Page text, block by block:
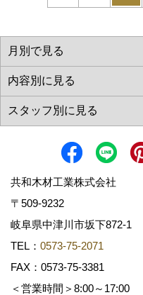
共和木材工業株式会社
〒509-9232
岐阜県中津川市坂下872‐1
TEL： 0573-75-2071
FAX：0573-75-3381
＜営業時間＞8:00～17:00